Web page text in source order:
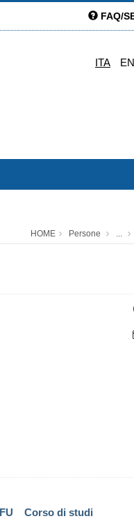
FAQ/
ITA
HOME Persone ...
Corso di studi